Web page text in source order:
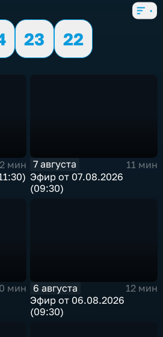
23
22
мин
7 августа
11 мин
Эфир от 07.08.2026
(09:30)
мин
6 августа
12 мин
Эфир от 06.08.2026
(09:30)